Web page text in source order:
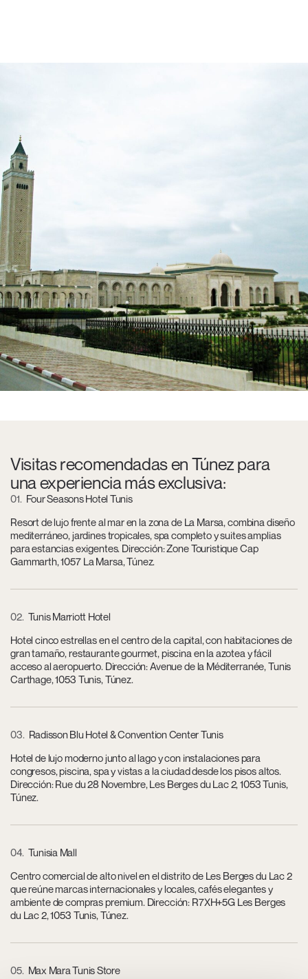
Visitas recomendadas en Túnez para
una experiencia más exclusiva:
01
Four Seasons Hotel Tunis
Resort de lujo frente al mar en la zona de La Marsa, combina diseño
mediterráneo, jardines tropicales, spa completo y suites amplias
para estancias exigentes. Dirección: Zone Touristique Cap
Gammarth, 1057 La Marsa, Túnez.
02 Tunis Marriott Hotel
Hotel cinco estrellas en el centro de la capital, con habitaciones de
gran tamaño, restaurante gourmet, piscina en la azotea y fácil
acceso al aeropuerto. Dirección: Avenue de la Méditerranée, Tunis
Carthage, 1053 Tunis, Túnez.
03
Radisson Blu Hotel & Convention Center Tunis
Hotel de lujo moderno junto al lago y con instalaciones para
congresos, piscina, spa y vistas a la ciudad desde los pisos altos.
Dirección: Rue du 28 Novembre, Les Berges du Lac 2, 1053 Tunis,
Túnez.
04 Tunisia Mall
Centro comercial de alto nivel en el distrito de Les Berges du Lac 2
que reúne marcas internacionales y locales, cafés elegantes y
ambiente de compras premium. Dirección: R7XH+5G Les Berges
du Lac 2, 1053 Tunis, Túnez.
05 Max Mara Tunis Store